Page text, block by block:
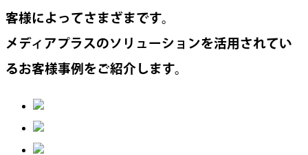
客様によってさまざまです。
メディアプラスのソリューションを活用されてい
るお客様事例をご紹介します。